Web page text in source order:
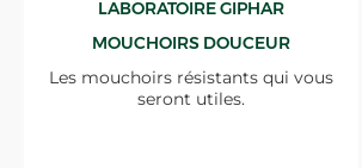
LABORATOIRE GIPHAR
MOUCHOIRS DOUCEUR
Les mouchoirs résistants qui vous
seront utiles.